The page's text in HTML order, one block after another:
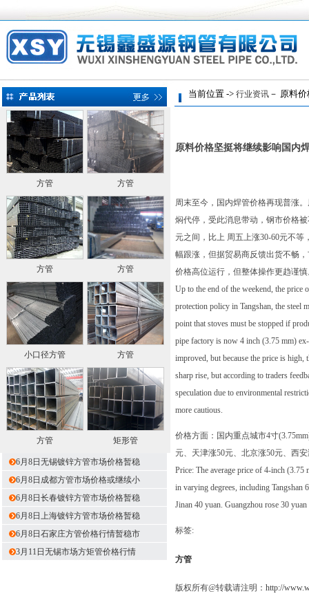
方管 方管
方管 方管
小口径方管 方管
方管 矩形管
6月8日无锡镀锌方管市场价格暂稳
6月8日成都方管市场价格或继续小
6月8日长春镀锌方管市场价格暂稳
6月8日上海镀锌方管市场价格暂稳
6月8日石家庄方管价格行情暂稳市
3月11日无锡市场方矩管价格行情
当前位置 -> 行业资讯 － 原料
原料价格坚挺将继续影响国内
周末至今，国内焊管价格再现普涨
焖代停，受此消息带动，钢市价格
元之间，比上 周五上涨30-60元不
幅跟涨，但据贸易商反馈出货不畅
价格高位运行，但整体操作更趋谨
Up to the end of the weekend, the price
protection policy in Tangshan, the steel
point that stoves must be stopped if
pipe factory is now 4 inch (3.75 mm)
improved, but because the price is high,
sharp rise, but according to traders
speculation due to environmental
more cautious.
价格方面：国内重点城市4寸
元、天津涨50元、北京涨50元、西
Price: The average price of 4-inch
in varying degrees, including Tangshan
Jinan 40 yuan. Guangzhou rose 30
标签:
方管
版权所有@转载请注明： http://